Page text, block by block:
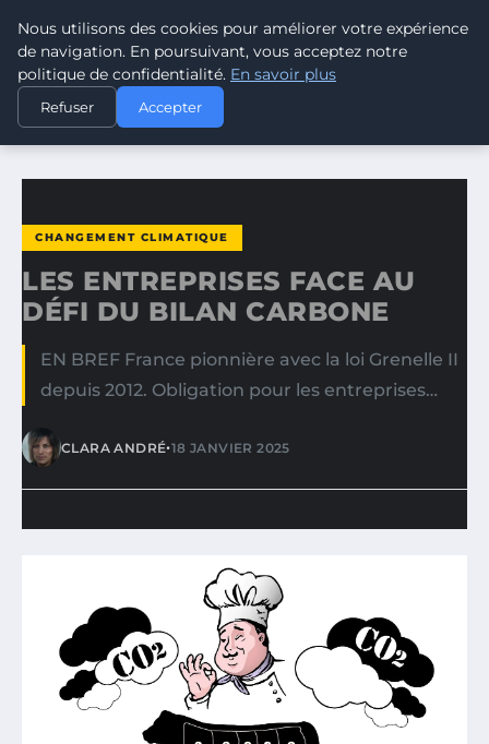
CLIMATE RESPONSE BLOG
ACCUEIL
CHANGEMENT CLIMATIQUE
LES ENTREPRISES FACE AU DÉFI DU BILAN CARBONE
CHANGEMENT CLIMATIQUE
LES ENTREPRISES FACE AU
DÉFI DU BILAN CARBONE
EN BREF France pionnière avec la loi Grenelle II
depuis 2012. Obligation pour les entreprises…
CLARA ANDRÉ•18 JANVIER 2025
Nous utilisons des cookies pour améliorer votre expérience
de navigation. En poursuivant, vous acceptez notre
politique de confidentialité. En savoir plus
Refuser Accepter